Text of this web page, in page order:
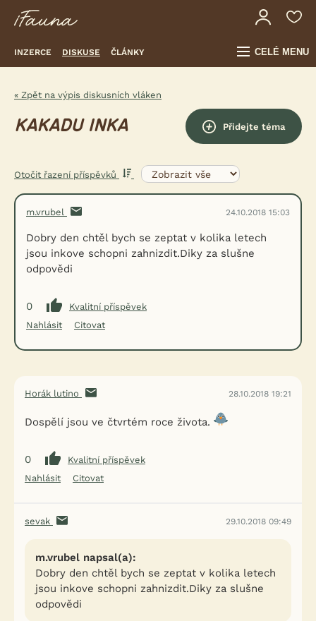
INZERCE DISKUSE ČLÁNKY CELÉ MENU
« Zpět na výpis diskusních vláken
KAKADU INKA Přidejte téma
Otočit řazení příspěvků
m.vrubel 24.10.2018 15:03
Dobry den chtěl bych se zeptat v kolika letech
jsou inkove schopni zahnizdit.Diky za slušne
odpovědi
0
Kvalitní příspěvek
Nahlásit
Citovat
Horák lutino 28.10.2018 19:21
Dospělí jsou ve čtvrtém roce života.
0
Kvalitní příspěvek
Nahlásit
Citovat
sevak 29.10.2018 09:49
m.vrubel napsal(a):
Dobry den chtěl bych se zeptat v kolika letech
jsou inkove schopni zahnizdit.Diky za slušne
odpovědi